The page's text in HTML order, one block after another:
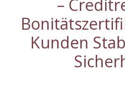
–
Kunden